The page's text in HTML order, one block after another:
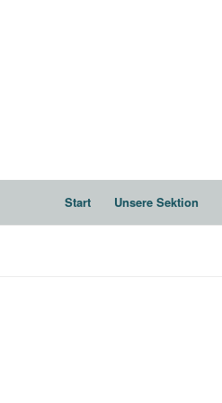
Start Unsere Sektion